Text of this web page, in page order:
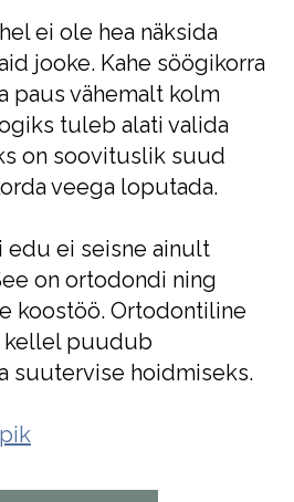
ei ole hea näksida
jooke. Kahe söögikorra
paus vähemalt kolm
tuleb alati valida
on soovituslik suud
veega loputada.
edu ei seisne ainult
on ortodondi ning
koostöö. Ortodontiline
kellel puudub
suutervise hoidmiseks.